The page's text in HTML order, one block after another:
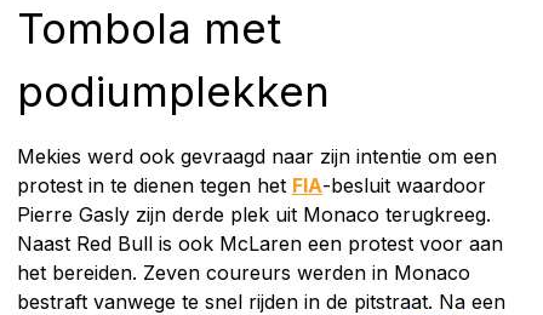
Tombola met
podiumplekken
Mekies werd ook gevraagd naar zijn intentie om een
protest in te dienen tegen het FIA-besluit waardoor
Pierre Gasly zijn derde plek uit Monaco terugkreeg.
Naast Red Bull is ook McLaren een protest voor aan
het bereiden. Zeven coureurs werden in Monaco
bestraft vanwege te snel rijden in de pitstraat. Na een